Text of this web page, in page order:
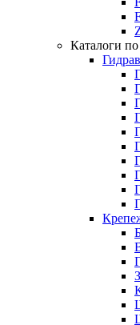
Каталоги